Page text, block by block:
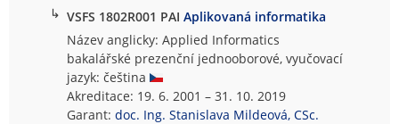
↳ VSFS 1802R001 PAIAplikovaná informatika
Název anglicky: Applied Informatics
bakalářské prezenční jednooborové, vyučovací
jazyk: čeština
Akreditace: 19. 6. 2001 – 31. 10. 2019
Garant:doc. Ing. Stanislava Mildeová, CSc.